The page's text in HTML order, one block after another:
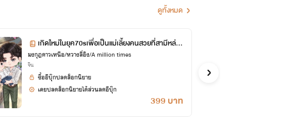
ดูทั้งหมด
เกิดใหม่ในยุค70sเพื่อเป็นแม่เลี้ยงคนสวยที่สามีหล่อเ
ล่ม 1
มงกุฎดาวเหนือ/หวางลี่อิง/A million times
จีน
399 บาท
ซื้ออีบุ๊กปลดล็อกนิยาย
เคยปลดล็อกนิยายได้ส่วนลดอีบุ๊ก